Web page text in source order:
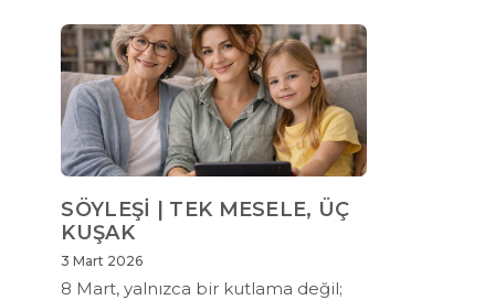
SÖYLEŞİ | TEK MESELE, ÜÇ
KUŞAK
3 Mart 2026
8 Mart, yalnızca bir kutlama değil;